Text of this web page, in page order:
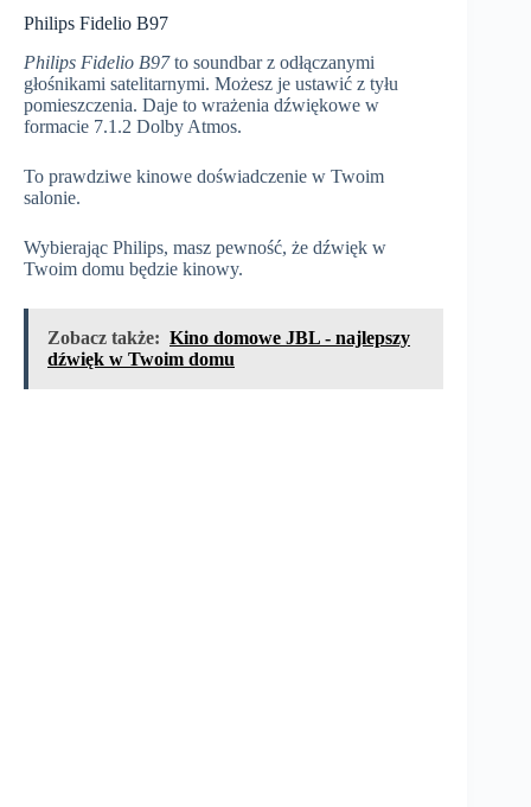
Philips Fidelio B97
Philips Fidelio B97to soundbar z odłączanymi
głośnikami satelitarnymi. Możesz je ustawić z tyłu
pomieszczenia. Daje to wrażenia dźwiękowe w
formacie 7.1.2 Dolby Atmos.
To prawdziwe kinowe doświadczenie w Twoim
salonie.
Wybierając Philips, masz pewność, że dźwięk w
Twoim domu będzie kinowy.
Zobacz także: Kino domowe JBL - najlepszy
dźwięk w Twoim domu